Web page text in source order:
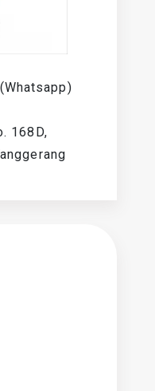
168D,